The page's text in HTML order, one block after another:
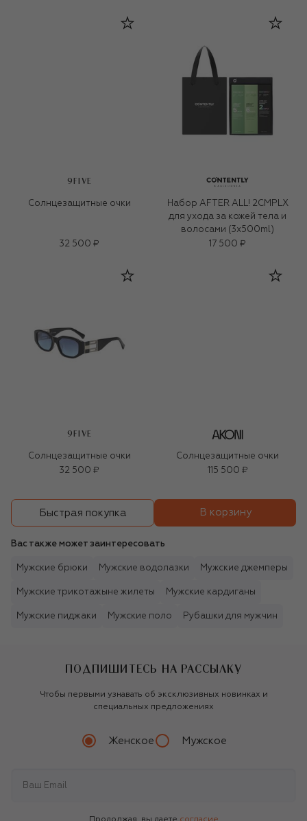
9FIVE
Солнцезащитные очки
32 500 ₽
Набор AFTER ALL! 2CMPLX
для ухода за кожей тела и
волосами (3x500ml)
17 500 ₽
9FIVE
Солнцезащитные очки
32 500 ₽
Солнцезащитные очки
115 500 ₽
Быстрая покупка В корзину
Вас также может заинтересовать
Мужские брюки Мужские водолазки Мужские джемперы
Мужские трикотажыне жилеты Мужские кардиганы
Мужские пиджаки Мужские поло Рубашки для мужчин
ПОДПИШИТЕСЬ НА РАССЫЛКУ
Чтобы первыми узнавать об эксклюзивных новинках и
специальных предложениях
Женское Мужское